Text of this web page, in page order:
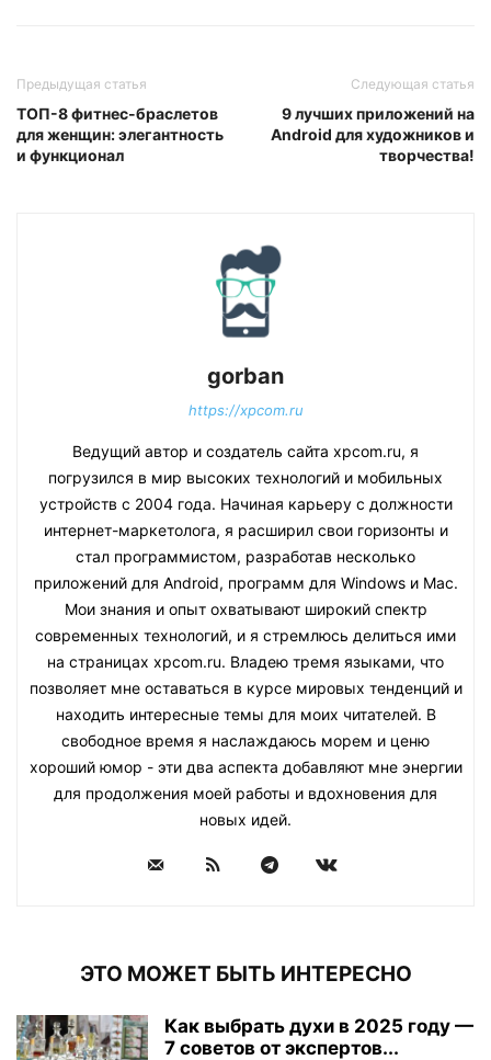
Предыдущая статья
ТОП-8 фитнес-браслетов
для женщин: элегантность
и функционал
Следующая статья
9 лучших приложений на
Android для художников и
творчества!
gorban
https://xpcom.ru
Ведущий автор и создатель сайта xpcom.ru, я
погрузился в мир высоких технологий и мобильных
устройств с 2004 года. Начиная карьеру с должности
интернет-маркетолога, я расширил свои горизонты и
стал программистом, разработав несколько
приложений для Android, программ для Windows и Mac.
Мои знания и опыт охватывают широкий спектр
современных технологий, и я стремлюсь делиться ими
на страницах xpcom.ru. Владею тремя языками, что
позволяет мне оставаться в курсе мировых тенденций и
находить интересные темы для моих читателей. В
свободное время я наслаждаюсь морем и ценю
хороший юмор - эти два аспекта добавляют мне энергии
для продолжения моей работы и вдохновения для
новых идей.
ЭТО МОЖЕТ БЫТЬ ИНТЕРЕСНО
Как выбрать духи в 2025 году —
7 советов от экспертов...